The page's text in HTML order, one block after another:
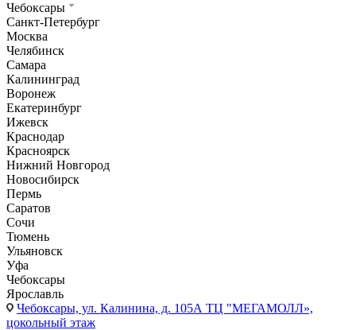
Чебоксары
Санкт-Петербург
Москва
Челябинск
Самара
Калининград
Воронеж
Екатеринбург
Ижевск
Краснодар
Красноярск
Нижний Новгород
Новосибирск
Пермь
Саратов
Сочи
Тюмень
Ульяновск
Уфа
Чебоксары
Ярославль
Чебоксары, ул. Калинина, д. 105А ТЦ "МЕГАМОЛЛ»,
цокольный этаж